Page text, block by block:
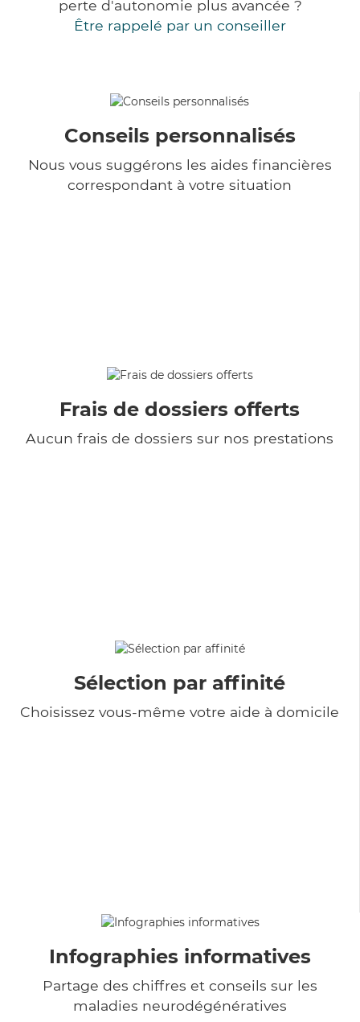
perte d'autonomie plus avancée ?
Être rappelé par un conseiller
Conseils personnalisés
Nous vous suggérons les aides financières
correspondant à votre situation
Frais de dossiers offerts
Aucun frais de dossiers sur nos prestations
Sélection par affinité
Choisissez vous-même votre aide à domicile
Infographies informatives
Partage des chiffres et conseils sur les
maladies neurodégénératives